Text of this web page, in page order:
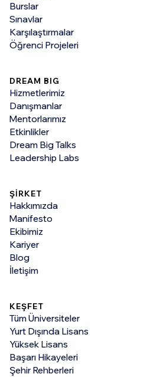
Burslar
Sınavlar
Karşılaştırmalar
Öğrenci Projeleri
DREAM BIG
Hizmetlerimiz
Danışmanlar
Mentorlarımız
Etkinlikler
Dream Big Talks
Leadership Labs
ŞİRKET
Hakkımızda
Manifesto
Ekibimiz
Kariyer
Blog
İletişim
KEŞFET
Tüm Üniversiteler
Yurt Dışında Lisans
Yüksek Lisans
Başarı Hikayeleri
Şehir Rehberleri